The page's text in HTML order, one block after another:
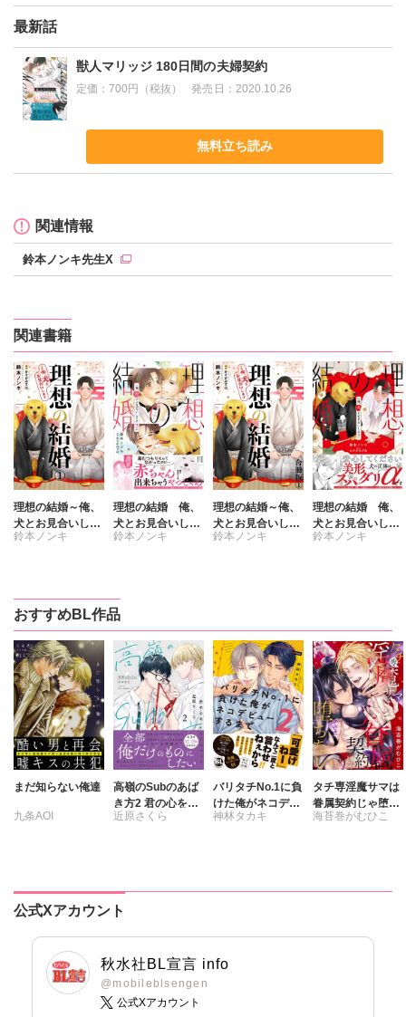
最新話
獣人マリッジ 180日間の夫婦契約
定価：700円（税抜） 発売日： 2020.10.26
無料立ち読み
関連情報
鈴本ノンキ先生X
関連書籍
理想の結婚～俺、
犬とお見合いしま
す
鈴本ノンキ
理想の結婚 俺、
犬とお見合いしま
す【単行本版】2
鈴本ノンキ
理想の結婚～俺、
犬とお見合いしま
す【合冊版】
鈴本ノンキ
理想の結婚 俺、
犬とお見合いしま
す【単行本版】1
鈴本ノンキ
おすすめBL作品
まだ知らない俺達
九条AOI
高嶺のSubのあば
き方2 君の心をと
かすコマンド
近原さくら
バリタチNo.1に負
けた俺がネコデビ
ューするまで【単
神林タカキ
タチ専淫魔サマは
眷属契約じゃ堕ち
ない
海苔巻がむひこ
公式Xアカウント
秋水社BL宣言 info
@mobileblsengen
公式Xアカウント